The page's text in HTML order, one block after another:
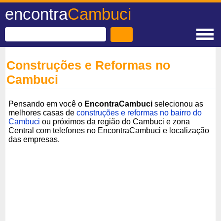
encontraCambuci
Construções e Reformas no
Cambuci
Pensando em você o EncontraCambuci selecionou as
melhores casas deconstruções e reformas no bairro do
Cambuci ou próximos da região do Cambuci e zona
Central com telefones no EncontraCambuci e localização
das empresas.